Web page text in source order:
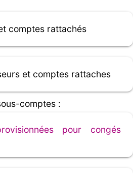
comptes rattachés
et comptes rattaches
comptes :
pour congés